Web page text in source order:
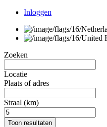
Inloggen
Zoeken
Locatie
Plaats of adres
Straal (km)
Toon resultaten